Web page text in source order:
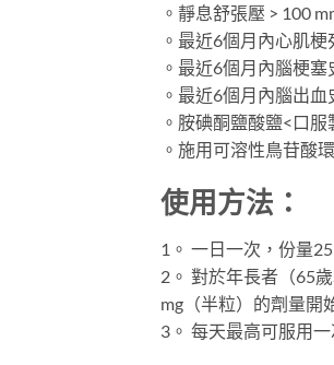
。靜息舒張壓 > 100
。最近6個月內心肌梗
。最近6個月內腦梗塞
。最近6個月內腦出血
。胺碘酮鹽酸鹽<口
。施用可溶性鳥苷酸
使用方法：
1。 一日一次，份量
2。 對於年長者（65
mg（半粒）的劑量開
3。 每天最高可服用